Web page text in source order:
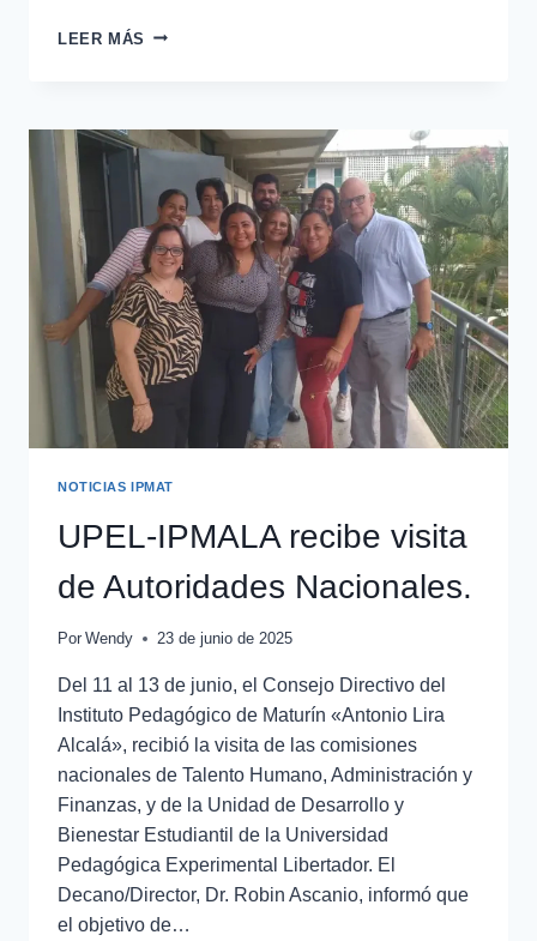
LEER MÁS
NOTICIAS IPMAT
UPEL-IPMALA recibe visita
de Autoridades Nacionales.
Por Wendy 23 de junio de 2025
Del 11 al 13 de junio, el Consejo Directivo del
Instituto Pedagógico de Maturín «Antonio Lira
Alcalá», recibió la visita de las comisiones
nacionales de Talento Humano, Administración y
Finanzas, y de la Unidad de Desarrollo y
Bienestar Estudiantil de la Universidad
Pedagógica Experimental Libertador. El
Decano/Director, Dr. Robin Ascanio, informó que
el objetivo de…